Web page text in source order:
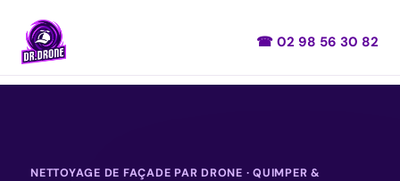
☎ 02 98 56 30 82
NETTOYAGE DE FAÇADE PAR DRONE · QUIMPER &